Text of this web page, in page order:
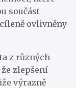
součást
ovlivněny
z různých
zlepšení
výrazně